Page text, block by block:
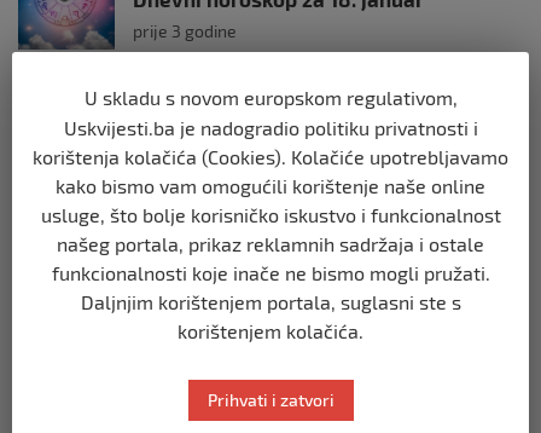
prije 3 godine
ZANIMLJIVOSTI
Dnevni horoskop za 11. januar
prije 3 godine
ZANIMLJIVOSTI
Dnevni horoskop za 29. decembar
prije 3 godine
Akademik:Isak Karabegović organizirao
svjetsku konferenciju
U skladu s novom europskom regulativom,
Uskvijesti.ba je nadogradio politiku privatnosti i
korištenja kolačića (Cookies). Kolačiće upotrebljavamo
kako bismo vam omogućili korištenje naše online
usluge, što bolje korisničko iskustvo i funkcionalnost
našeg portala, prikaz reklamnih sadržaja i ostale
funkcionalnosti koje inače ne bismo mogli pružati.
Daljnjim korištenjem portala, suglasni ste s
korištenjem kolačića.
Prihvati i zatvori